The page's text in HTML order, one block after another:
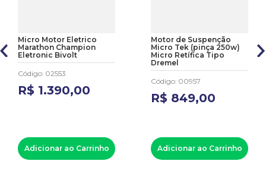
Micro Motor Eletrico
Marathon Champion
Eletronic Bivolt
Código: 02553
R$ 1.390,00
Adicionar ao Carrinho
Motor de Suspenção
Micro Tek (pinça 250w)
Micro Retífica Tipo
Dremel
Código: 00957
R$ 849,00
Adicionar ao Carrinho